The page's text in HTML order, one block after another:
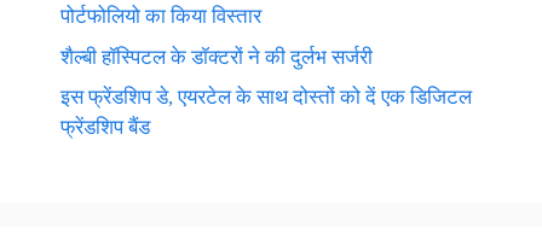
पोर्टफोलियो का किया विस्तार
शैल्बी हॉस्पिटल के डॉक्टरों ने की दुर्लभ सर्जरी
इस फ्रेंडशिप डे, एयरटेल के साथ दोस्तों को दें एक डिजिटल
फ्रेंडशिप बैंड